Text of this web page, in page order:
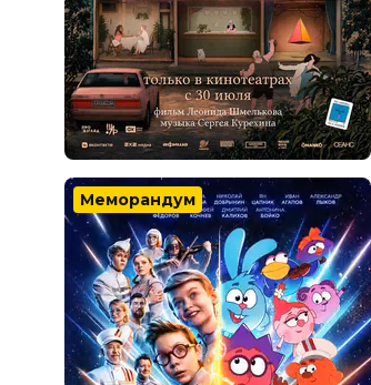
Меморандум